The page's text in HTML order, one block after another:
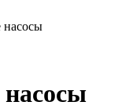
насосы